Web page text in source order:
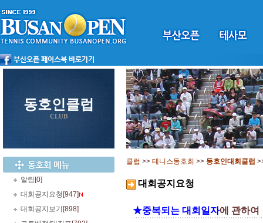
동호인클럽
CLUB
알림 [0]
대회공지요청 [947]
대회공지보기 [898]
클럽 >> 테니스동호회 >> 동호인대회클럽
대회공지요청
★중복되는 대회일자에 관하여